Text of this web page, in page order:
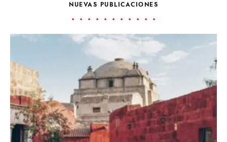
NUEVAS PUBLICACIONES